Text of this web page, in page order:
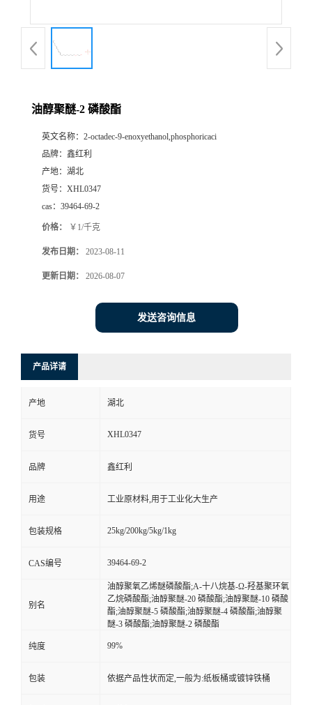
油醇聚醚-2 磷酸酯
英文名称： 2-octadec-9-enoxyethanol,phosphoricaci
品牌： 鑫红利
产地： 湖北
货号： XHL0347
cas： 39464-69-2
价格： ￥1/千克
发布日期： 2023-08-11
更新日期： 2026-08-07
发送咨询信息
产品详请
产地 湖北
货号 XHL0347
品牌 鑫红利
用途 工业原材料,用于工业化大生产
包装规格 25kg/200kg/5kg/1kg
CAS编号 39464-69-2
别名
油醇聚氧乙烯醚磷酸酯;Α-十八烷基-Ω-羟基聚环氧
乙烷磷酸酯;油醇聚醚-20 磷酸酯;油醇聚醚-10 磷酸
酯;油醇聚醚-5 磷酸酯;油醇聚醚-4 磷酸酯;油醇聚
醚-3 磷酸酯;油醇聚醚-2 磷酸酯
纯度 99%
包装 依据产品性状而定,一般为:纸板桶或镀锌铁桶